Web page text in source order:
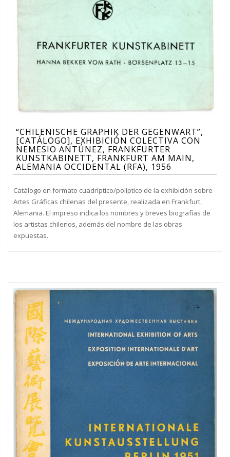
“CHILENISCHE GRAPHIK DER GEGENWART”,
[CATÁLOGO], EXHIBICIÓN COLECTIVA CON
NEMESIO ANTÚNEZ, FRANKFURTER
KUNSTKABINETT, FRANKFURT AM MAIN,
ALEMANIA OCCIDENTAL (RFA), 1956
Catálogo en formato cuadríptico/políptico de la exhibición sobre
Artes Gráficas chilenas del presente, realizada en Frankfurt,
Alemania. El impreso indica los nombres y breves biografías de
los artistas chilenos, además del nombre de las obras
expuestas.